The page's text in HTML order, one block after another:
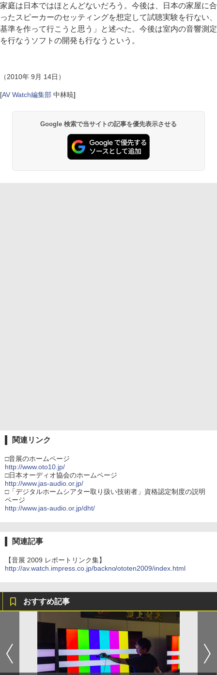
家庭は日本ではほとんどないだろう。今後は、日本の家屋に合
ったスピーカーのセッティングを想定して試聴実験を行ない、
基準を作って行こうと思う」と述べた。今後は室内の音響測定
を行なうソフトの開発も行なうという。
（2010年 9月 14日）
[AV Watch編集部 中林暁]
Google 検索で当サイトの記事を優先表示させる
関連リンク
□音展のホームページ
http://www.oto10.jp/
□日本オーディオ協会のホームページ
http://www.jas-audio.or.jp/
□「デジタルホームシアター取り扱い技術者」資格認定制度の説明
ページ
http://www.jas-audio.or.jp/dht/
関連記事
【音展 2009 レポートリンク集】
http://av.watch.impress.co.jp/backno/ototen2009/index.html
おすすめ記事